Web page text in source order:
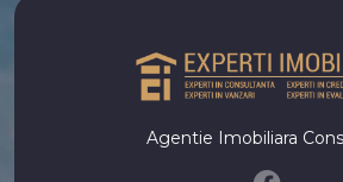
Numar de camere case de vanzare
Case de vanzare 2 camere
Case de vanzare 3 camereAgentie Imobiliara